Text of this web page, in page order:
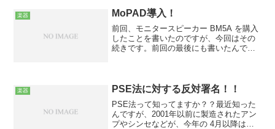
楽器 MoPAD導入！
前回、モニタースピーカー BM5A を購入
したことを書いたのですが、今回はその
続きです。前回の最後にも書いたんです
50cm以上離すの...
楽器 PSE法に対する反対署名！！
PSE法って知ってますか？？最近知った
んですが、2001年以前に製造されたアン
プやシンセなどが、今年の 4月以降は販